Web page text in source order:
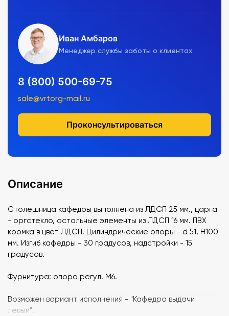
Иван Амбаров
Менеджер службы заботы о клиентах
8 (800) 500-69-75
sale@vrtorg-mail.ru
Проконсультироваться
Описание
Столешница кафедры выполнена из ЛДСП 25 мм., царга
- оргстекло, остальные элементы из ЛДСП 16 мм. ПВХ
кромка в цвет ЛДСП. Цилиндрические опоры - d 51, Н100
мм. Изгиб кафедры - 30 градусов, надстройки - 15
градусов.
Фурнитура: опора регул. М6.
Возможен вариант исполнения - "Кафедра выдачи
левый".